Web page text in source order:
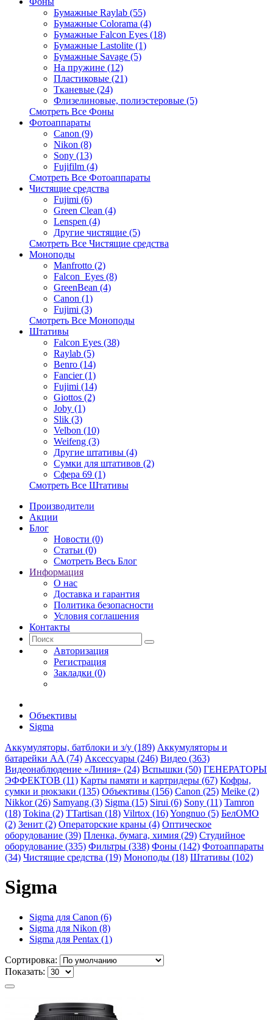
Бумажные Raylab (55)
Бумажные Colorama (4)
Бумажные Falcon Eyes (18)
Бумажные Lastolite (1)
Бумажные Savage (5)
На пружине (12)
Пластиковые (21)
Тканевые (24)
Флизелиновые, полиэстеровые (5)
Смотреть Все Фоны
Фотоаппараты
Canon (9)
Nikon (8)
Sony (13)
Fujifilm (4)
Смотреть Все Фотоаппараты
Чистящие средства
Fujimi (6)
Green Clean (4)
Lenspen (4)
Другие чистящие (5)
Смотреть Все Чистящие средства
Моноподы
Manfrotto (2)
Falcon_Eyes (8)
GreenBean (4)
Canon (1)
Fujimi (3)
Смотреть Все Моноподы
Штативы
Falcon Eyes (38)
Raylab (5)
Benro (14)
Fancier (1)
Fujimi (14)
Giottos (2)
Joby (1)
Slik (3)
Velbon (10)
Weifeng (3)
Другие штативы (4)
Сумки для штативов (2)
Сфера 69 (1)
Смотреть Все Штативы
Производители
Акции
Блог
Новости (0)
Статьи (0)
Смотреть Весь Блог
Информация
О нас
Доставка и гарантия
Политика безопасности
Условия соглашения
Контакты
Авторизация
Регистрация
Закладки (0)
Объективы
Sigma
Аккумуляторы, батблоки и з/у (189) Аккумуляторы и
батарейки AA (74) Аксессуары (246) Видео (363)
Видеонаблюдение «Линия» (24) Вспышки (50) ГЕНЕРАТОРЫ
ЭФФЕКТОВ (11) Карты памяти и картридеры (67) Кофры,
сумки и рюкзаки (135) Объективы (156) Canon (25) Meike (2)
Nikkor (26) Samyang (3) Sigma (15) Sirui (6) Sony (11) Tamron
(18) Tokina (2) TTartisan (18) Vilrtox (16)Yongnuo (5) БелOMO
(2) Зенит (2) Операторские краны (4) Оптическое
оборудование (39) Пленка, бумага, химия (29) Студийное
оборудование (335) Фильтры (338) Фоны (142) Фотоаппараты
(34) Чистящие средства (19) Моноподы (18) Штативы (102)
Sigma
Sigma для Canon (6)
Sigma для Nikon (8)
Sigma для Pentax (1)
Сортировка:
Показать: